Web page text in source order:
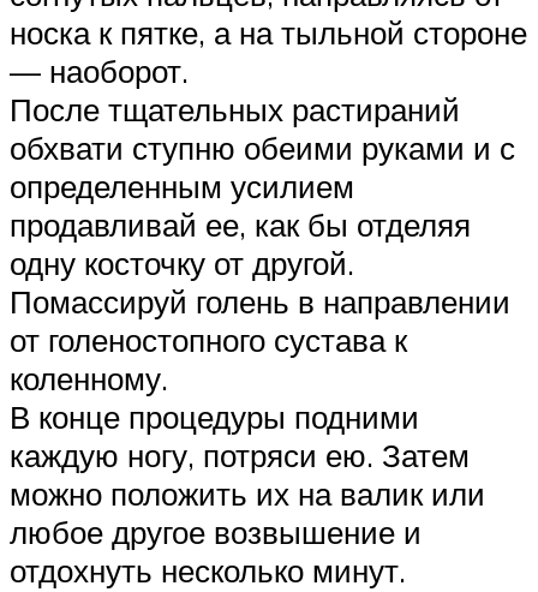
носка к пятке, а на тыльной стороне
— наоборот.
После тщательных растираний
обхвати ступню обеими руками и с
определенным усилием
продавливай ее, как бы отделяя
одну косточку от другой.
Помассируй голень в направлении
от голеностопного сустава к
коленному.
В конце процедуры подними
каждую ногу, потряси ею. Затем
можно положить их на валик или
любое другое возвышение и
отдохнуть несколько минут.